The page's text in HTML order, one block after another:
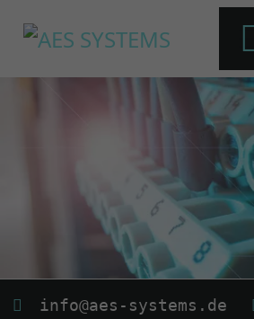
info@aes-systems.de